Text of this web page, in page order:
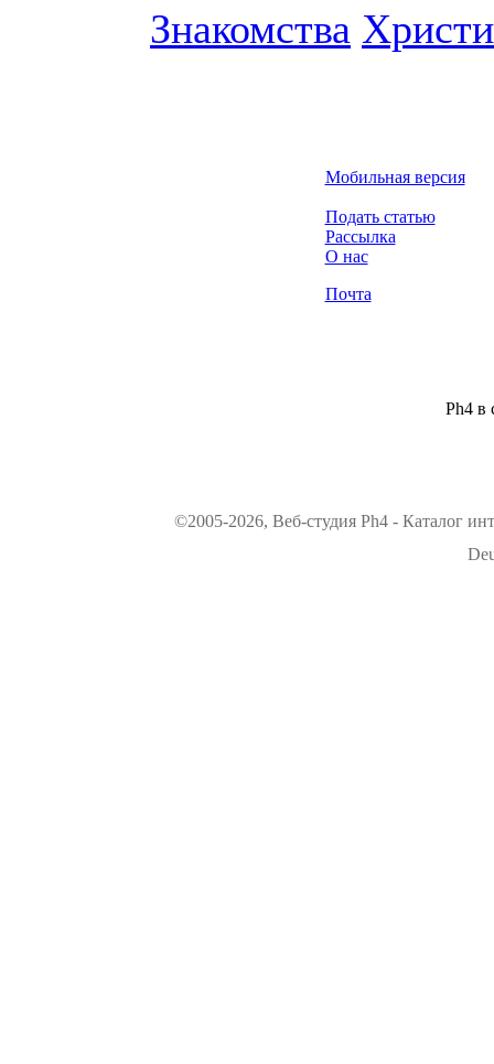
Знакомства
Мобильная версия
Подать статью
Рассылка
О нас
Почта
Ph4 в
©2005-2026, Веб-студия Ph4 - Каталог